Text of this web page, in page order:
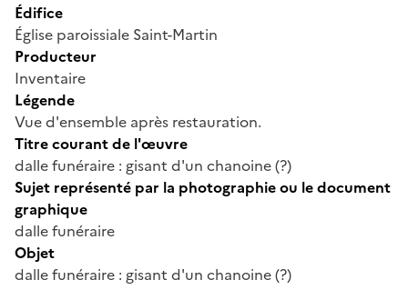
Édifice
Église paroissiale Saint-Martin
Producteur
Inventaire
Légende
Vue d'ensemble après restauration.
Titre courant de l'œuvre
dalle funéraire : gisant d'un chanoine (?)
Sujet représenté par la photographie ou le document
graphique
dalle funéraire
Objet
dalle funéraire : gisant d'un chanoine (?)